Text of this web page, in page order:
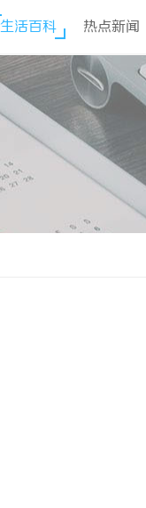
生活百科 热点新闻